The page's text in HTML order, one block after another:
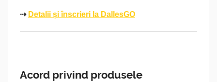
⇢ Detalii și înscrieri la DallesGO
Acord privind produsele